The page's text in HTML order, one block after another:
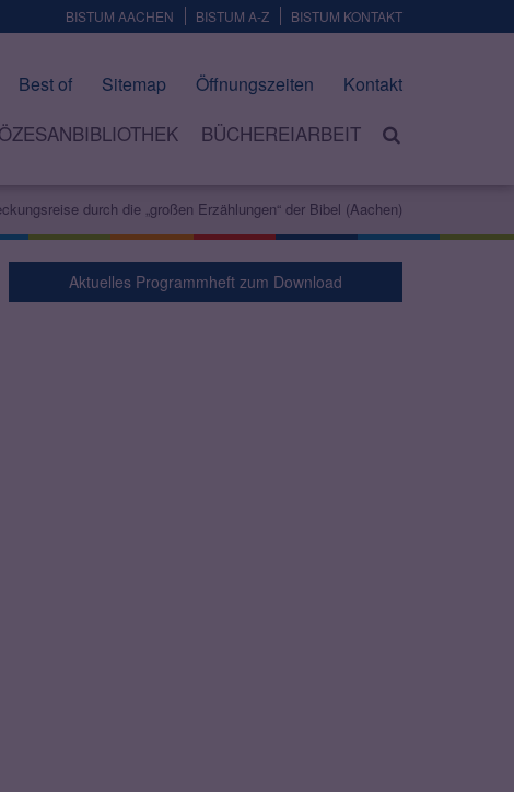
BISTUM AACHEN BISTUM A-Z BISTUM KONTAKT
Best of Sitemap Öffnungszeiten Kontakt
BÜCHEREIARBEIT
durch die „großen Erzählungen“ der Bibel (Aachen)
Aktuelles Programmheft zum Download